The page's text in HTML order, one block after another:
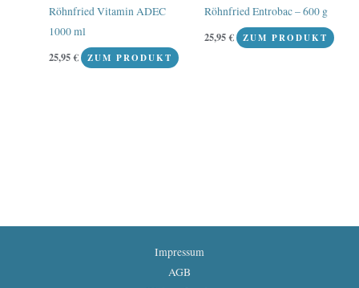
Röhnfried Vitamin ADEC
1000 ml
25,95€ ZUM PRODUKT
Röhnfried Entrobac – 600 g
25,95€ ZUM PRODUKT
Impressum
AGB